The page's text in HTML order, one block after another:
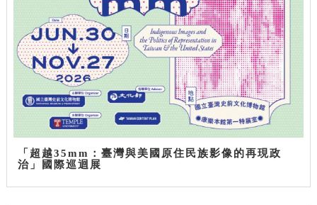
「超越35mm：臺灣與美國原住民族影像的再現政
治」國際巡迴展